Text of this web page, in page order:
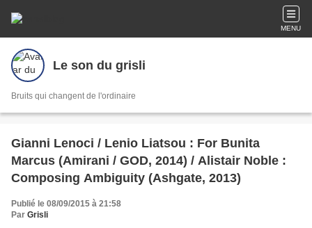
MENU
Le son du grisli
Bruits qui changent de l'ordinaire
Gianni Lenoci / Lenio Liatsou : For Bunita
Marcus (Amirani / GOD, 2014) / Alistair Noble :
Composing Ambiguity (Ashgate, 2013)
Publié le 08/09/2015 à 21:58
Par Grisli